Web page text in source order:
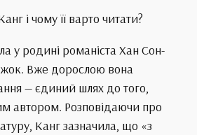
і чому її варто читати?
у родині романіста Хан Сон-
Вже дорослою вона
— єдиний шлях до того,
автором. Розповідаючи про
Канг зазначила, що «з